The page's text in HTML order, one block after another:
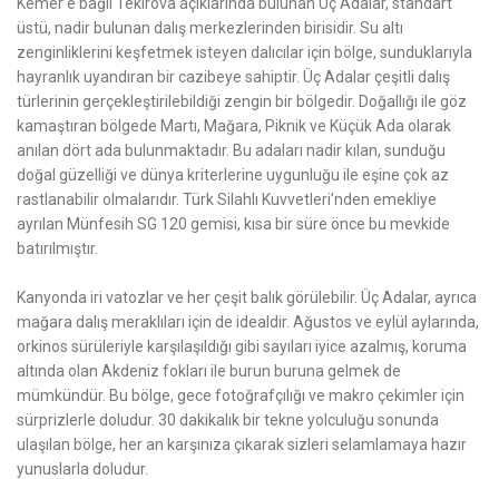
üstü, nadir bulunan dalış merkezlerinden birisidir. Su altı
zenginliklerini keşfetmek isteyen dalıcılar için bölge, sunduklarıyla
hayranlık uyandıran bir cazibeye sahiptir. Üç Adalar çeşitli dalış
türlerinin gerçekleştirilebildiği zengin bir bölgedir. Doğallığı ile göz
kamaştıran bölgede Martı, Mağara, Piknik ve Küçük Ada olarak
anılan dört ada bulunmaktadır. Bu adaları nadir kılan, sunduğu
doğal güzelliği ve dünya kriterlerine uygunluğu ile eşine çok az
rastlanabilir olmalarıdır. Türk Silahlı Kuvvetleri’nden emekliye
ayrılan Münfesih SG 120 gemisi, kısa bir süre önce bu mevkide
batırılmıştır.
Kanyonda iri vatozlar ve her çeşit balık görülebilir. Üç Adalar, ayrıca
mağara dalış meraklıları için de idealdir. Ağustos ve eylül aylarında,
orkinos sürüleriyle karşılaşıldığı gibi sayıları iyice azalmış, koruma
altında olan Akdeniz fokları ile burun buruna gelmek de
mümkündür. Bu bölge, gece fotoğrafçılığı ve makro çekimler için
sürprizlerle doludur. 30 dakikalık bir tekne yolculuğu sonunda
ulaşılan bölge, her an karşınıza çıkarak sizleri selamlamaya hazır
yunuslarla doludur.